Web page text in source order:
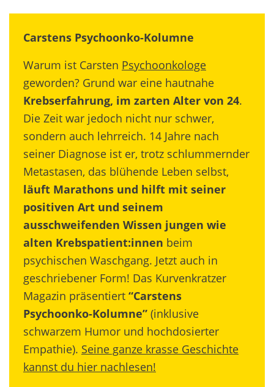
Carstens Psychoonko-Kolumne
Warum ist Carsten Psychoonkologe
geworden? Grund war eine hautnahe
Krebserfahrung, im zarten Alter von 24.
Die Zeit war jedoch nicht nur schwer,
sondern auch lehrreich. 14 Jahre nach
seiner Diagnose ist er, trotz schlummernder
Metastasen, das blühende Leben selbst,
läuft Marathons und hilft mit seiner
positiven Art und seinem
ausschweifenden Wissen jungen wie
alten Krebspatient:innen beim
psychischen Waschgang. Jetzt auch in
geschriebener Form! Das Kurvenkratzer
Magazin präsentiert “Carstens
Psychoonko-Kolumne” (inklusive
schwarzem Humor und hochdosierter
Empathie). Seine ganze krasse Geschichte
kannst du hier nachlesen!